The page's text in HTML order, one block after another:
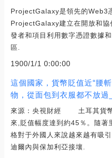
ProjectGalaxy是領先的Web3
ProjectGalaxy建立在開放和協
發者和項目利用數字憑證數據
區.
1900/1/1 0:00:00
這個國家，貨幣貶值近“腰
物，從面包到衣服都不放過
來源：央視財經 土耳其貨幣
來,貶值幅度達到約45％。隨著
格對于外國人來說越來越有吸
迪爾內與保加利亞接壤.